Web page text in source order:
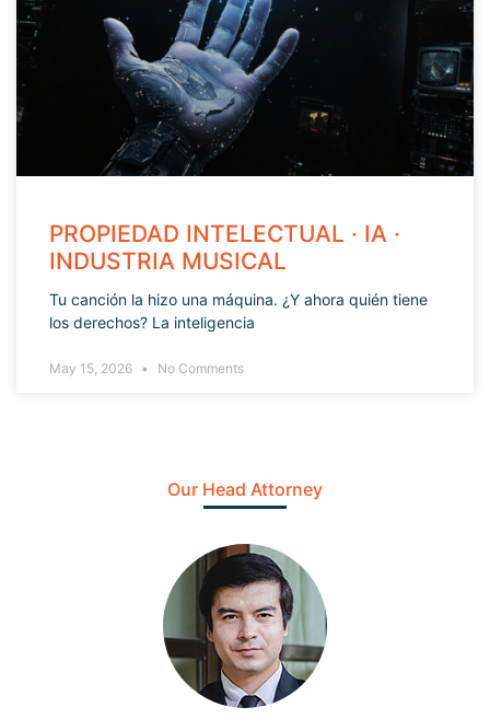
PROPIEDAD INTELECTUAL · IA ·
INDUSTRIA MUSICAL
Tu canción la hizo una máquina. ¿Y ahora quién tiene
los derechos? La inteligencia
May 15, 2026 No Comments
Our Head Attorney